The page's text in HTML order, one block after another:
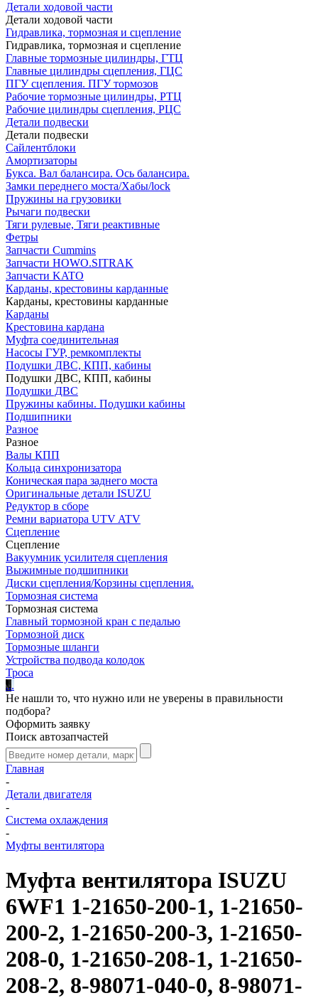
Детали ходовой части
Детали ходовой части
Гидравлика, тормозная и сцепление
Гидравлика, тормозная и сцепление
Главные тормозные цилиндры, ГТЦ
Главные цилиндры сцепления, ГЦС
ПГУ сцепления. ПГУ тормозов
Рабочие тормозные цилиндры, РТЦ
Рабочие цилиндры сцепления, РЦС
Детали подвески
Детали подвески
Cайлентблоки
Амортизаторы
Букса. Вал балансира. Ось балансира.
Замки переднего моста/Хабы/lock
Пружины на грузовики
Рычаги подвески
Тяги рулевые, Тяги реактивные
Фетры
Запчасти Cummins
Запчасти HOWO.SITRAK
Запчасти KATO
Карданы, крестовины карданные
Карданы, крестовины карданные
Карданы
Крестовина кардана
Муфта соединительная
Насосы ГУР, ремкомплекты
Подушки ДВС, КПП, кабины
Подушки ДВС, КПП, кабины
Подушки ДВС
Пружины кабины. Подушки кабины
Подшипники
Разное
Разное
Валы КПП
Кольца синхронизатора
Коническая пара заднего моста
Оригинальные детали ISUZU
Редуктор в сборе
Ремни вариатора UTV ATV
Сцепление
Сцепление
Вакуумник усилителя сцепления
Выжимные подшипники
Диски сцепления/Корзины сцепления.
Тормозная система
Тормозная система
Главный тормозной кран с педалью
Тормозной диск
Тормозные шланги
Устройства подвода колодок
Троса
...
Не нашли то, что нужно или не уверены в правильности
подбора?
Оформить заявку
Поиск автозапчастей
Главная
-
Детали двигателя
-
Система охлаждения
-
Муфты вентилятора
Муфта вентилятора ISUZU
6WF1 1-21650-200-1, 1-21650-
200-2, 1-21650-200-3, 1-21650-
208-0, 1-21650-208-1, 1-21650-
208-2, 8-98071-040-0, 8-98071-